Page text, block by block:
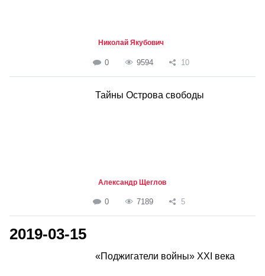
Николай Якубович
0 9594 10
Тайны Острова свободы
Александр Щеглов
0 7189 5
2019-03-15
«Поджигатели войны» XXI века